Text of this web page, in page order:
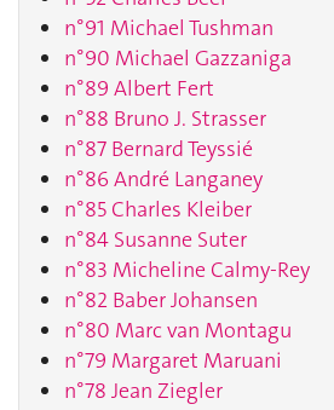
n°91 Michael Tushman
n°90 Michael Gazzaniga
n°89 Albert Fert
n°88 Bruno J. Strasser
n°87 Bernard Teyssié
n°86 André Langaney
n°85 Charles Kleiber
n°84 Susanne Suter
n°83 Micheline Calmy-Rey
n°82 Baber Johansen
n°80 Marc van Montagu
n°79 Margaret Maruani
n°78 Jean Ziegler